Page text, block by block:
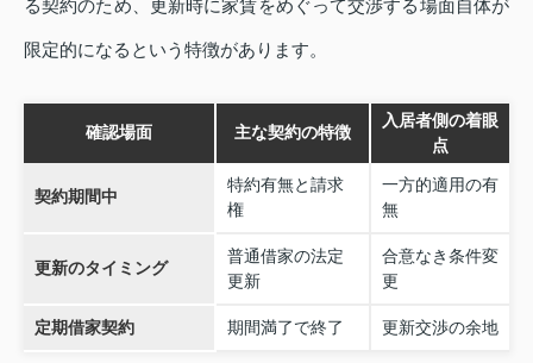
る契約のため、更新時に家賃をめぐって交渉する場面自体が
限定的になるという特徴があります。
確認場面 主な契約の特徴
入居者側の着眼
点
契約期間中
特約有無と請求
権
一方的適用の有
無
更新のタイミング
普通借家の法定
更新
合意なき条件変
更
定期借家契約 期間満了で終了 更新交渉の余地